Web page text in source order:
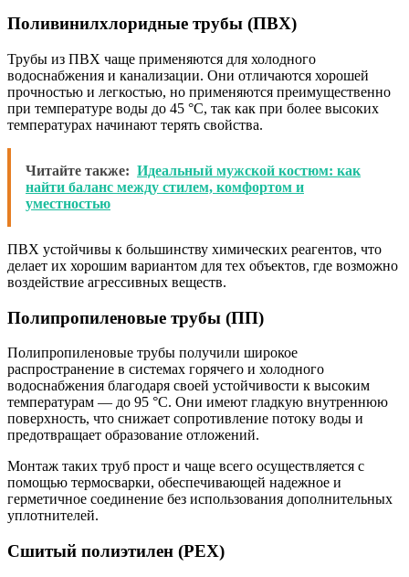
Поливинилхлоридные трубы (ПВХ)
Трубы из ПВХ чаще применяются для холодного
водоснабжения и канализации. Они отличаются хорошей
прочностью и легкостью, но применяются преимущественно
при температуре воды до 45 °C, так как при более высоких
температурах начинают терять свойства.
Читайте также: Идеальный мужской костюм: как
найти баланс между стилем, комфортом и
уместностью
ПВХ устойчивы к большинству химических реагентов, что
делает их хорошим вариантом для тех объектов, где возможно
воздействие агрессивных веществ.
Полипропиленовые трубы (ПП)
Полипропиленовые трубы получили широкое
распространение в системах горячего и холодного
водоснабжения благодаря своей устойчивости к высоким
температурам — до 95 °C. Они имеют гладкую внутреннюю
поверхность, что снижает сопротивление потоку воды и
предотвращает образование отложений.
Монтаж таких труб прост и чаще всего осуществляется с
помощью термосварки, обеспечивающей надежное и
герметичное соединение без использования дополнительных
уплотнителей.
Сшитый полиэтилен (PEX)